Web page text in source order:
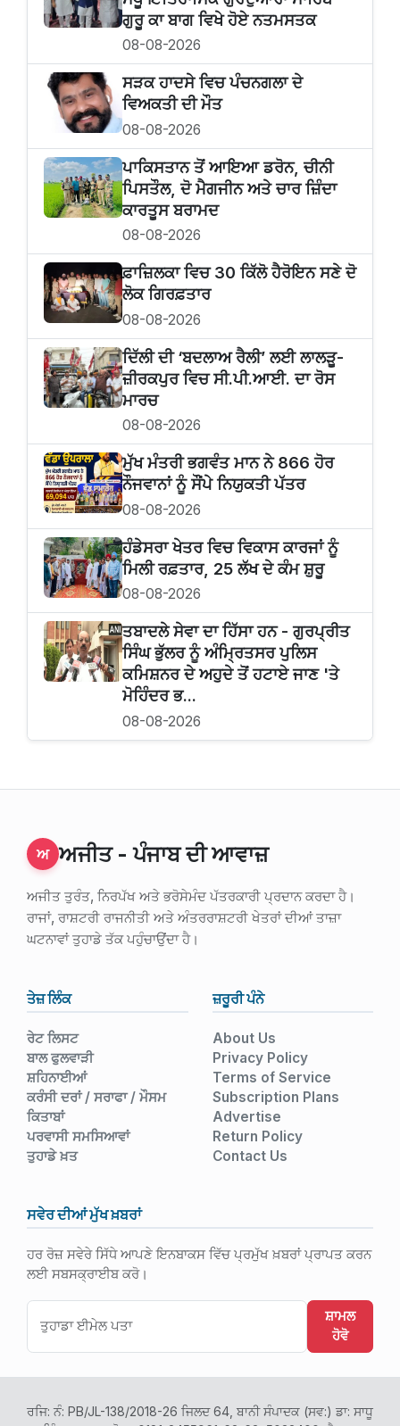
ਗੁਰੂ ਕਾ ਬਾਗ ਵਿਖੇ ਹੋਏ ਨਤਮਸਤਕ
08-08-2026
ਸੜਕ ਹਾਦਸੇ ਵਿਚ ਪੰਚਨਗਲਾ ਦੇ
ਵਿਅਕਤੀ ਦੀ ਮੌਤ
08-08-2026
ਪਾਕਿਸਤਾਨ ਤੋਂ ਆਇਆ ਡਰੋਨ, ਚੀਨੀ
ਪਿਸਤੌਲ, ਦੋ ਮੈਗਜੀਨ ਅਤੇ ਚਾਰ ਜ਼ਿੰਦਾ
ਕਾਰਤੂਸ ਬਰਾਮਦ
08-08-2026
ਫ਼ਾਜ਼ਿਲਕਾ ਵਿਚ 30 ਕਿੱਲੋ ਹੈਰੋਇਨ ਸਣੇ ਦੋ
ਲੋਕ ਗਿਰਫ਼ਤਾਰ
08-08-2026
ਦਿੱਲੀ ਦੀ ‘ਬਦਲਾਅ ਰੈਲੀ’ ਲਈ ਲਾਲੜੂ-
ਜ਼ੀਰਕਪੁਰ ਵਿਚ ਸੀ.ਪੀ.ਆਈ. ਦਾ ਰੋਸ
ਮਾਰਚ
08-08-2026
ਮੁੱਖ ਮੰਤਰੀ ਭਗਵੰਤ ਮਾਨ ਨੇ 866 ਹੋਰ
ਨੌਜਵਾਨਾਂ ਨੂੰ ਸੌਂਪੇ ਨਿਯੁਕਤੀ ਪੱਤਰ
08-08-2026
ਹੰਡੇਸਰਾ ਖੇਤਰ ਵਿਚ ਵਿਕਾਸ ਕਾਰਜਾਂ ਨੂੰ
ਮਿਲੀ ਰਫ਼ਤਾਰ, 25 ਲੱਖ ਦੇ ਕੰਮ ਸ਼ੁਰੂ
08-08-2026
ਤਬਾਦਲੇ ਸੇਵਾ ਦਾ ਹਿੱਸਾ ਹਨ - ਗੁਰਪ੍ਰੀਤ
ਸਿੰਘ ਭੁੱਲਰ ਨੂੰ ਅੰਮ੍ਰਿਤਸਰ ਪੁਲਿਸ
ਕਮਿਸ਼ਨਰ ਦੇ ਅਹੁਦੇ ਤੋਂ ਹਟਾਏ ਜਾਣ 'ਤੇ
ਮੋਹਿੰਦਰ ਭ...
08-08-2026
ਅ ਅਜੀਤ - ਪੰਜਾਬ ਦੀ ਆਵਾਜ਼
ਅਜੀਤ ਤੁਰੰਤ, ਨਿਰਪੱਖ ਅਤੇ ਭਰੋਸੇਮੰਦ ਪੱਤਰਕਾਰੀ ਪ੍ਰਦਾਨ ਕਰਦਾ ਹੈ।
ਰਾਜਾਂ, ਰਾਸ਼ਟਰੀ ਰਾਜਨੀਤੀ ਅਤੇ ਅੰਤਰਰਾਸ਼ਟਰੀ ਖੇਤਰਾਂ ਦੀਆਂ ਤਾਜ਼ਾ
ਘਟਨਾਵਾਂ ਤੁਹਾਡੇ ਤੱਕ ਪਹੁੰਚਾਉਂਦਾ ਹੈ।
ਤੇਜ਼ ਲਿੰਕ
ਰੇਟ ਲਿਸਟ
ਬਾਲ ਫੁਲਵਾੜੀ
ਸ਼ਹਿਨਾਈਆਂ
ਕਰੰਸੀ ਦਰਾਂ / ਸਰਾਫਾ / ਮੌਸਮ
ਕਿਤਾਬਾਂ
ਪਰਵਾਸੀ ਸਮਸਿਆਵਾਂ
ਤੁਹਾਡੇ ਖ਼ਤ
ਜ਼ਰੂਰੀ ਪੰਨੇ
About Us
Privacy Policy
Terms of Service
Subscription Plans
Advertise
Return Policy
Contact Us
ਸਵੇਰ ਦੀਆਂ ਮੁੱਖ ਖ਼ਬਰਾਂ
ਹਰ ਰੋਜ਼ ਸਵੇਰੇ ਸਿੱਧੇ ਆਪਣੇ ਇਨਬਾਕਸ ਵਿੱਚ ਪ੍ਰਮੁੱਖ ਖ਼ਬਰਾਂ ਪ੍ਰਾਪਤ ਕਰਨ
ਲਈ ਸਬਸਕ੍ਰਾਈਬ ਕਰੋ।
ਸ਼ਾਮਲ
ਹੋਵੋ
ਰਜਿ: ਨੰ: PB/JL-138/2018-26 ਜਿਲਦ 64, ਬਾਨੀ ਸੰਪਾਦਕ (ਸਵ:) ਡਾ: ਸਾਧੂ